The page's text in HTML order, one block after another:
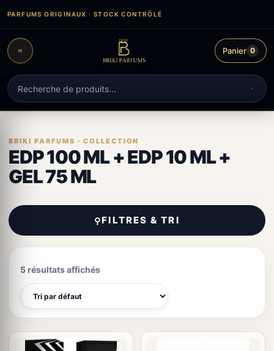
contenu
PARFUMS ORIGINAUX · STOCK CONTRÔLÉ
Recherche
de
produits
Panier 0
EDP 100 ML + EDP 10 ML +
GEL 75 ML
⚲FILTRES & TRI
5 résultats affichés